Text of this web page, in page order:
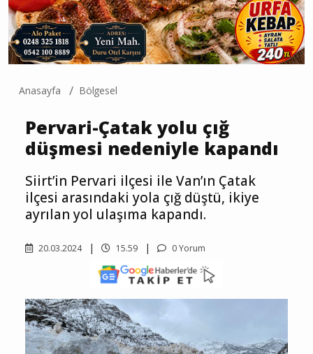
Anasayfa Bölgesel
Pervari-Çatak yolu çığ
düşmesi nedeniyle kapandı
Siirt’in Pervari ilçesi ile Van’ın Çatak
ilçesi arasındaki yola çığ düştü, ikiye
ayrılan yol ulaşıma kapandı.
20.03.2024 15.59 0 Yorum